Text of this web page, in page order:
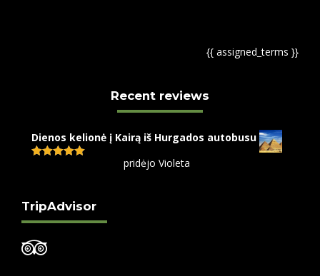
{{ assigned_terms }}
Recent reviews
Dienos kelionė į Kairą iš Hurgados autobusu
pridėjo Violeta
TripAdvisor